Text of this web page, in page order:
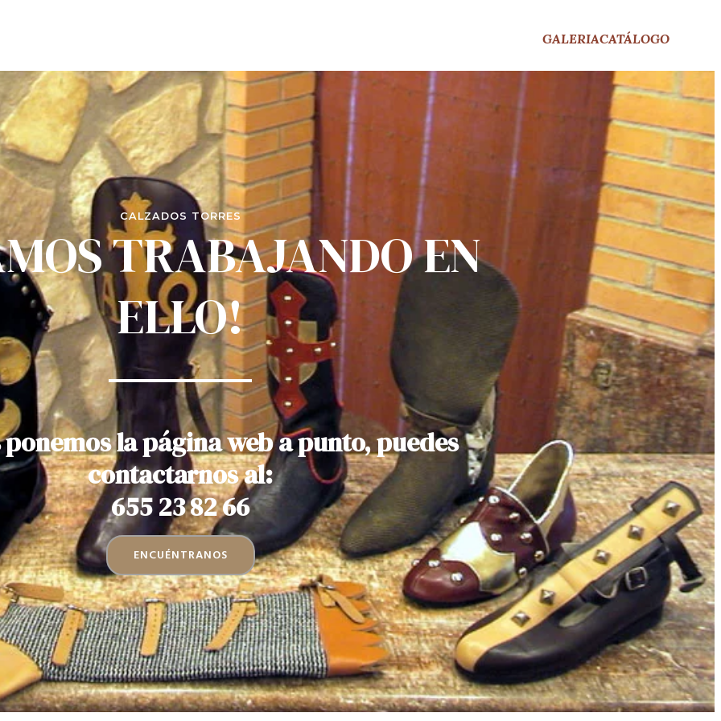
GALERIACATÁLOGO
CALZADOS TORRES
TRABAJANDO EN
ELLO!
la página web a punto, puedes
contactarnos al:
655 23 82 66
ENCUÉNTRANOS